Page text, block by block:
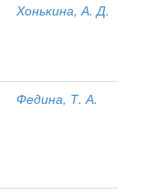
Хонькина, А. Д.
Федина, Т. А.